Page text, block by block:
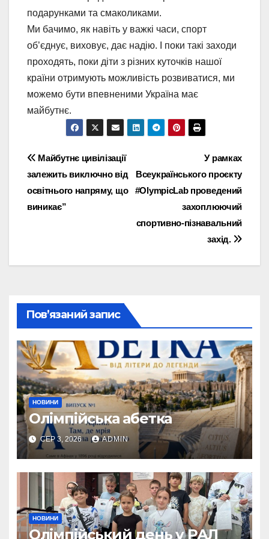
подарунками та смаколиками.
Ми бачимо, як навіть у важкі часи, спорт
об’єднує, виховує, дає надію. І поки такі заходи
проходять, поки діти з різних куточків нашої
країни отримують можливість розвиватися, ми
можемо бути впевненими Україна має
майбутнє.
Навігація
записів
У рамках
Всеукраїнського проєкту
#OlympicLab проведений
захоплюючий
спортивно-пізнавальний
захід.
Майбутнє цивілізації
залежить виключно від
освітнього напряму, що
виникає”
Пов’язаний запис
НОВИНИ
Олімпійська абетка
СЕР 3, 2026 ADMIN
НОВИНИ
Олімпійський день у РАЛ